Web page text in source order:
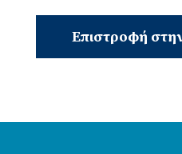
Επιστροφή